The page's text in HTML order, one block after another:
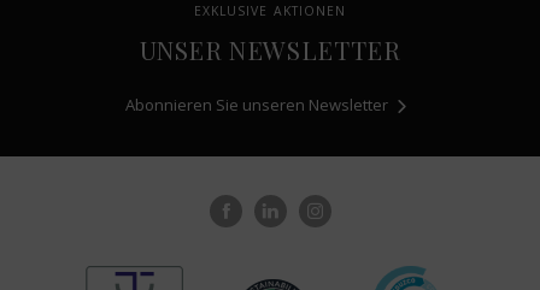
EXKLUSIVE AKTIONEN
UNSER NEWSLETTER
Abonnieren Sie unseren Newsletter